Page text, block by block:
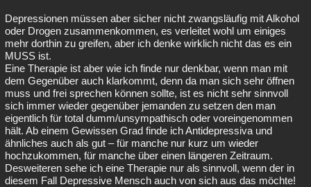
Depressionen müssen aber sicher nicht zwangsläufig mit Alkohol
oder Drogen zusammenkommen, es verleitet wohl um einiges
mehr dorthin zu greifen, aber ich denke wirklich nicht das es ein
MUSS ist.
Eine Therapie ist aber wie ich finde nur denkbar, wenn man mit
dem Gegenüber auch klarkommt, denn da man sich sehr öffnen
muss und frei sprechen können sollte, ist es nicht sehr sinnvoll
sich immer wieder gegenüber jemanden zu setzen den man
eigentlich für total dumm/unsympathisch oder voreingenommen
hält. Ab einem Gewissen Grad finde ich Antidepressiva und
ähnliches auch als gut – für manche nur kurz um wieder
hochzukommen, für manche über einen längeren Zeitraum.
Desweiteren sehe ich eine Therapie nur als sinnvoll, wenn der in
diesem Fall Depressive Mensch auch von sich aus das möchte!